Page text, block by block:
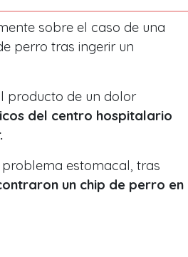
sobre el caso de una
perro tras ingerir un
producto de un dolor
del centro hospitalario
estomacal, tras
un chip de perro en